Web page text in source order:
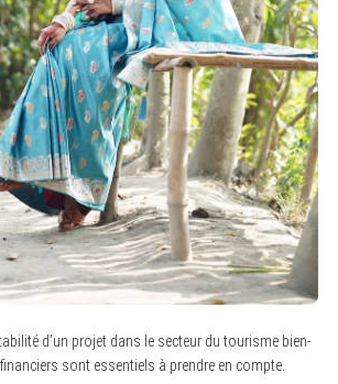
d’un projet dans le secteur du tourisme bien-
sont essentiels à prendre en compte.